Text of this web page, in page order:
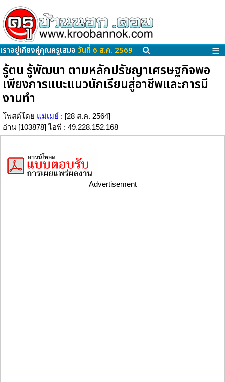
เราอยู่เคียงคู่คุณครูเสมอ วันที่ 6 ส.ค. 2569 ☰
รู้ตน รู้พัฒนา ตามหลักปรัชญาเศรษฐกิจพอ
เพียงการแนะแนวนักเรียนสู่อาชีพและการมี
งานทำ
โพสต์โดย แม่เมย์ : [28 ส.ค. 2564]
อ่าน [103878] ไอพี : 49.228.152.168
Advertisement